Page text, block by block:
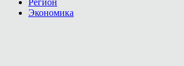
Регион
Экономика